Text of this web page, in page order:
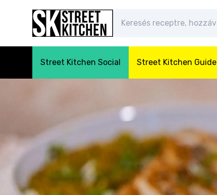
Street Kitchen Social Street Kitchen Guide